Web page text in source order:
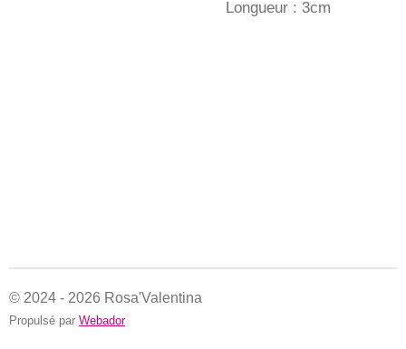
Longueur : 3cm
© 2024 - 2026 Rosa'Valentina
Propulsé par Webador